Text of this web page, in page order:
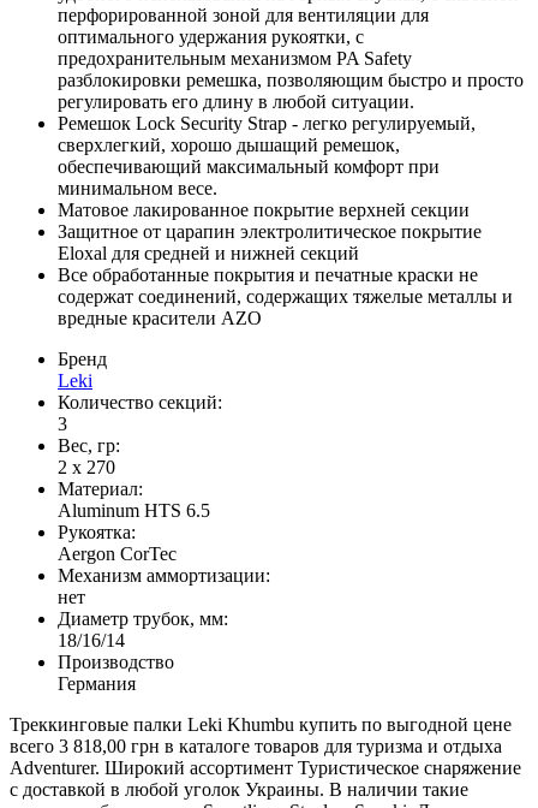
перфорированной зоной для вентиляции для
оптимального удержания рукоятки, с
предохранительным механизмом PA Safety
разблокировки ремешка, позволяющим быстро и просто
регулировать его длину в любой ситуации.
Ремешок Lock Security Strap - легко регулируемый,
сверхлегкий, хорошо дышащий ремешок,
обеспечивающий максимальный комфорт при
минимальном весе.
Матовое лакированное покрытие верхней секции
Защитное от царапин электролитическое покрытие
Eloxal для средней и нижней секций
Все обработанные покрытия и печатные краски не
содержат соединений, содержащих тяжелые металлы и
вредные красители AZO
Бренд
Leki
Количество секций:
3
Вес, гр:
2 х 270
Материал:
Aluminum HTS 6.5
Рукоятка:
Aergon CorTec
Механизм аммортизации:
нет
Диаметр трубок, мм:
18/16/14
Производство
Германия
Треккинговые палки Leki Khumbu купить по выгодной цене
всего 3 818,00 грн в каталоге товаров для туризма и отдыха
Adventurer. Широкий ассортимент Туристическое снаряжение
с доставкой в любой уголок Украины. В наличии такие